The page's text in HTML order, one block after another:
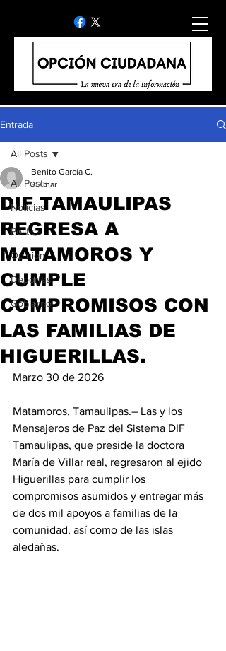
Entrada
All Posts
Noticias
Politica
Opinion
Deportes
Gobierno
All Posts
DIF TAMAULIPAS
REGRESA A
MATAMOROS Y
CUMPLE
COMPROMISOS CON
LAS FAMILIAS DE
HIGUERILLAS.
Benito García C.
30 mar
Marzo 30 de 2026
Matamoros, Tamaulipas.– Las y los
Mensajeros de Paz del Sistema DIF
Tamaulipas, que preside la doctora
María de Villar real, regresaron al ejido
Higuerillas para cumplir los
compromisos asumidos y entregar más
de dos mil apoyos a familias de la
comunidad, así como de las islas
aledañas.